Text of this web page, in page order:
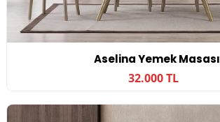
Aselina Yemek Masası
32.000 TL